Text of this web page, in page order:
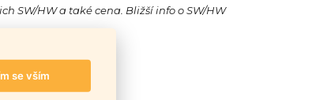
SW/HW a také cena. Bližší info o SW/HW
se vším